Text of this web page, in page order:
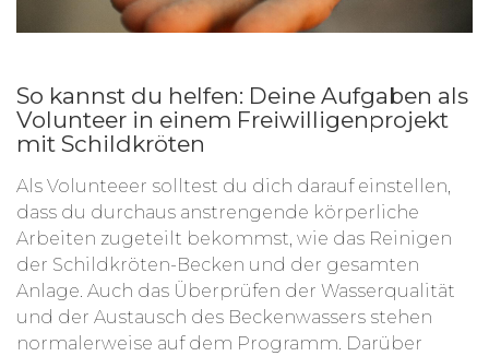
So kannst du helfen: Deine Aufgaben als
Volunteer in einem Freiwilligenprojekt
mit Schildkröten
Als Volunteeer solltest du dich darauf einstellen,
dass du durchaus anstrengende körperliche
Arbeiten zugeteilt bekommst, wie das Reinigen
der Schildkröten-Becken und der gesamten
Anlage. Auch das Überprüfen der Wasserqualität
und der Austausch des Beckenwassers stehen
normalerweise auf dem Programm. Darüber